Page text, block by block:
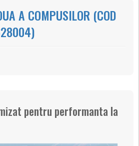
A COMPUSILOR (COD
pentru performanta la